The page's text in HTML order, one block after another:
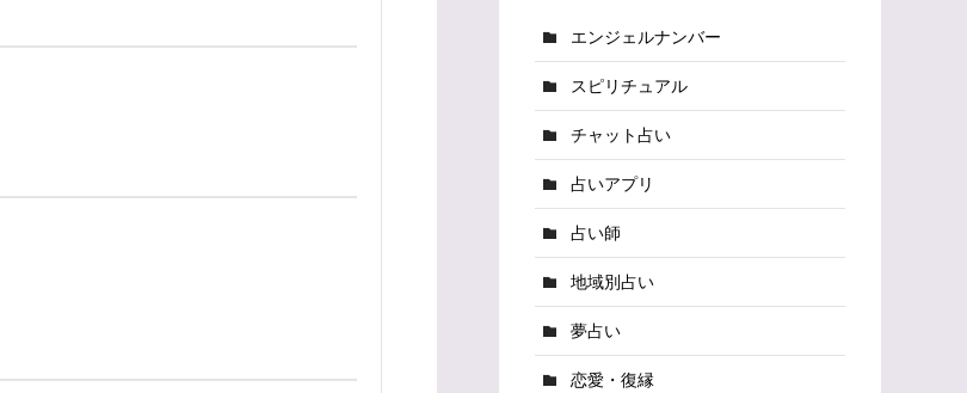
エンジェルナンバー
スピリチュアル
チャット占い
占いアプリ
占い師
地域別占い
夢占い
恋愛・復縁